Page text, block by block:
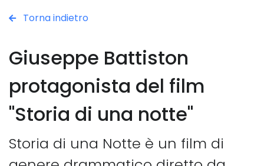
Torna indietro
Giuseppe Battiston
protagonista del film
"Storia di una notte"
Storia di una Notte è un film di